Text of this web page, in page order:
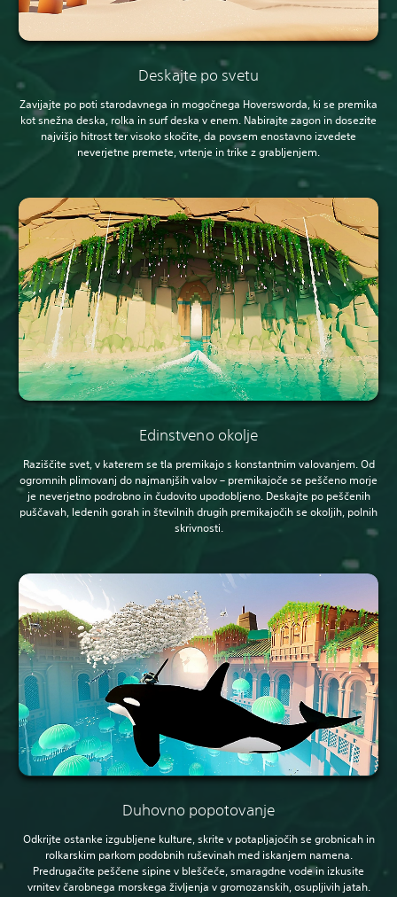
Deskajte po svetu
Zavijajte po poti starodavnega in mogočnega Hoversworda, ki se premika
kot snežna deska, rolka in surf deska v enem. Nabirajte zagon in dosezite
najvišjo hitrost ter visoko skočite, da povsem enostavno izvedete
neverjetne premete, vrtenje in trike z grabljenjem.
Edinstveno okolje
Raziščite svet, v katerem se tla premikajo s konstantnim valovanjem. Od
ogromnih plimovanj do najmanjših valov – premikajoče se peščeno morje
je neverjetno podrobno in čudovito upodobljeno. Deskajte po peščenih
puščavah, ledenih gorah in številnih drugih premikajočih se okoljih, polnih
skrivnosti.
Duhovno popotovanje
Odkrijte ostanke izgubljene kulture, skrite v potapljajočih se grobnicah in
rolkarskim parkom podobnih ruševinah med iskanjem namena.
Predrugačite peščene sipine v bleščeče, smaragdne vode in izkusite
vrnitev čarobnega morskega življenja v gromozanskih, osupljivih jatah.